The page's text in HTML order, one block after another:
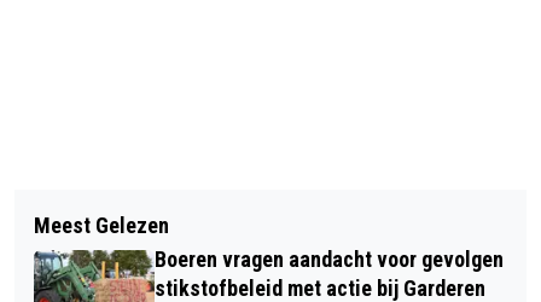
HISTORISCHE EK-PRESTATIE VAN
PADELLERS KELTENWOUD
TOP 2000 PERCUSSION EXPERIENCE
VAN KNA LUNTEREN
Meest Gelezen
Boeren vragen aandacht voor gevolgen
stikstofbeleid met actie bij Garderen